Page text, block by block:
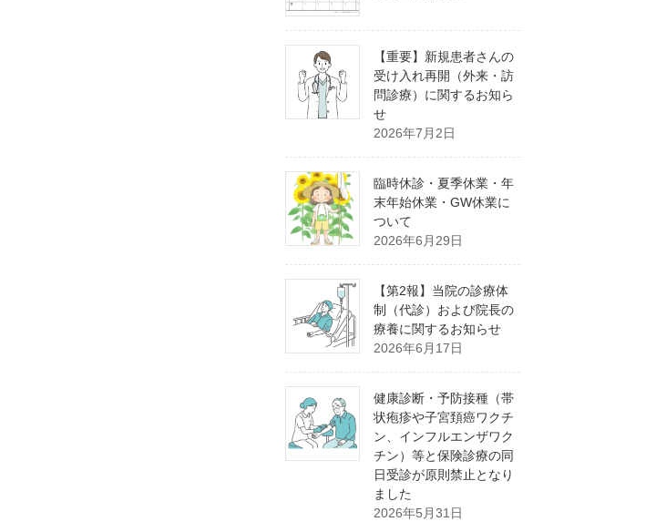
【重要】新規患者さんの
受け入れ再開（外来・訪
問診療）に関するお知ら
せ
2026年7月2日
臨時休診・夏季休業・年
末年始休業・GW休業に
ついて
2026年6月29日
【第2報】当院の診療体
制（代診）および院長の
療養に関するお知らせ
2026年6月17日
健康診断・予防接種（帯
状疱疹や子宮頚癌ワクチ
ン、インフルエンザワク
チン）等と保険診療の同
日受診が原則禁止となり
ました
2026年5月31日